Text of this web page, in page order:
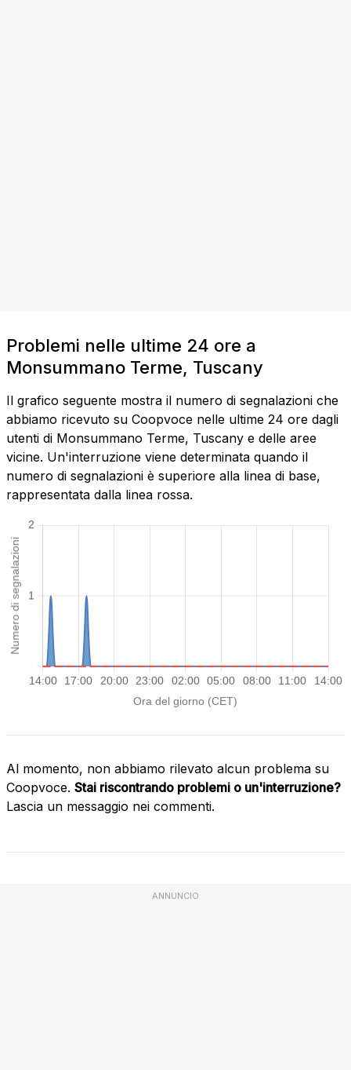
Problemi nelle ultime 24 ore a
Monsummano Terme, Tuscany
Il grafico seguente mostra il numero di segnalazioni che
abbiamo ricevuto su Coopvoce nelle ultime 24 ore dagli
utenti di Monsummano Terme, Tuscany e delle aree
vicine. Un'interruzione viene determinata quando il
numero di segnalazioni è superiore alla linea di base,
rappresentata dalla linea rossa.
Al momento, non abbiamo rilevato alcun problema su
Coopvoce. Stai riscontrando problemi o un'interruzione?
Lascia un messaggio nei commenti.
ANNUNCIO